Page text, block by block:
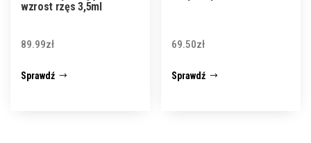
wzrost rzęs 3,5ml
89.99zł
Sprawdź
69.50zł
Sprawdź